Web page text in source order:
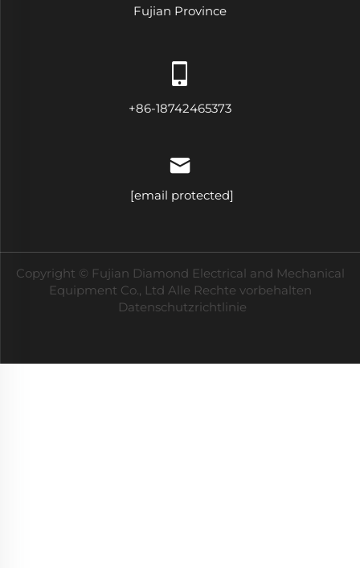
Fujian Province
+86-18742465373
[email protected]
Copyright © Fujian Diamond Electrical and Mechanical
Equipment Co., Ltd Alle Rechte vorbehalten
Datenschutzrichtlinie